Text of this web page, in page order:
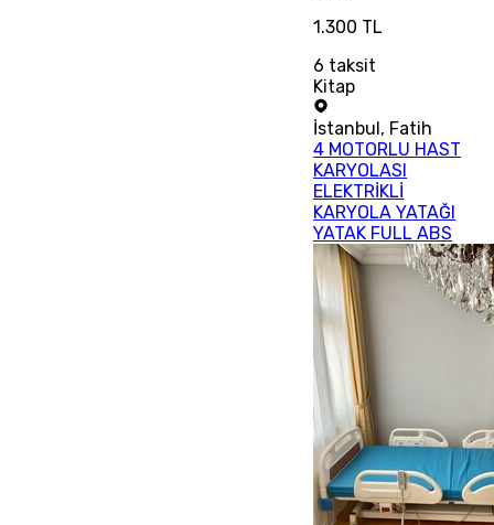
1.300 TL
6 taksit
Kitap
İstanbul, Fatih
4 MOTORLU HAST
KARYOLASI
ELEKTRİKLİ
KARYOLA YATAĞI
YATAK FULL ABS